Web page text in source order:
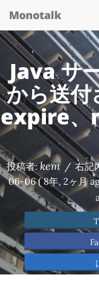
Monotalk
Java サ
から送
expire、
投稿者: kem / 右記
06-06( 8年, 2ヶ月